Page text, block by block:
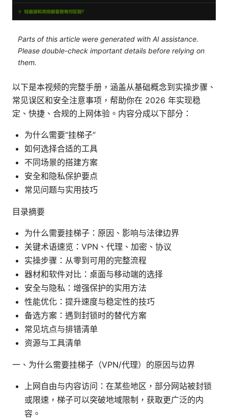
Parts of this article were generated with AI assistance.
Please double-check important details before relying on
them.
以下是本视频的完整手册，涵盖从基础概念到实操步骤、
常见误区和安全注意事项，帮助你在 2026 年实现稳
定、快捷、合规的上网体验。内容分成以下部分：
为什么需要“挂梯子”
如何选择合适的工具
不同场景的搭建方案
安全和隐私保护要点
常见问题与实用技巧
目录摘要
为什么需要挂梯子：原因、影响与法律边界
关键术语速览：VPN、代理、加密、协议
实操步骤：从零到可用的完整流程
器材和软件对比：桌面与移动端的选择
安全与隐私：增强保护的实用方法
性能优化：提升速度与稳定性的技巧
备选方案：遇到封锁时的替代方案
常见坑点与排错清单
资源与工具清单
一、为什么需要挂梯子（VPN/代理）的原因与边界
上网自由与内容访问：在某些地区，部分网站被封锁
或限速，梯子可以突破地域限制，获取更广泛的内
容。